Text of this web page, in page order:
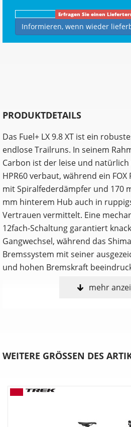
Erfragen Sie einen
Informieren, wenn wieder
PRODUKTDETAILS
Das Fuel+ LX 9.8 XT ist ein
endlose Trailruns. In seinem
Carbon ist der leise und
HPR60 verbaut, während ein
mit Spiralfederdämpfer und 170
mm hinterem Hub auch in
Vertrauen vermittelt. Eine
12fach-Schaltung garantiert
Gangwechsel, während das
Bremssystem mit seiner
und hohen Bremskraft
Anpassen, shredden, wiederholen
des MX oder die schluckfreudige
Verstellbare Progression
unverändertem
mehr
WEITERE GRÖSSEN DES